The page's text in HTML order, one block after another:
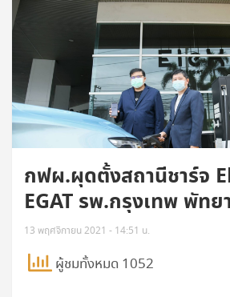
กฟผ.ผุดตั้งสถานีชาร์จ
EGAT รพ.กรุงเทพ พัทย
13 พฤศจิกายน 2021 - 14:51 น.
ผู้ชมทั้งหมด 1052